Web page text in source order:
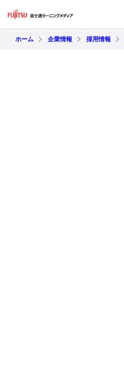
ホーム 企業情報 採用情報